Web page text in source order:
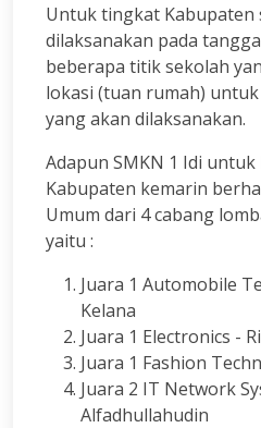
Untuk tingkat Kabupaten
dilaksanakan pada
beberapa titik sekolah
lokasi (tuan rumah)
yang akan dilaksanakan.
Adapun SMKN 1 Idi
Kabupaten kemarin
Umum dari 4 cabang
yaitu :
Juara 1 Automobile
Kelana
Juara 1 Electronics -
Juara 1 Fashion
Juara 2 IT Network
Alfadhullahudin